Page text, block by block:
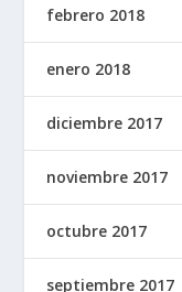
febrero 2018
enero 2018
diciembre 2017
noviembre 2017
octubre 2017
septiembre 2017